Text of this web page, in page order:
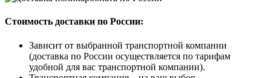
Стоимость доставки по России:
Зависит от выбранной транспортной компании
(доставка по России осуществляется по тарифам
удобной для вас транспортной компании).